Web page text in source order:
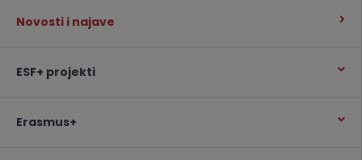
Novosti i najave
ESF+ projekti
Erasmus+